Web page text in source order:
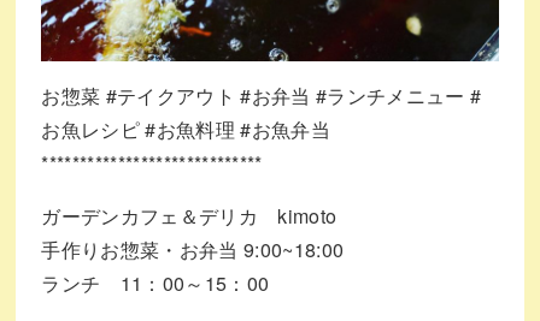
お惣菜 #テイクアウト #お弁当 #ランチメニュー #
お魚レシピ#お魚料理 #お魚弁当
*****************************
ガーデンカフェ＆デリカ kimoto
手作りお惣菜・お弁当 9:00~18:00
ランチ 11：00～15：00